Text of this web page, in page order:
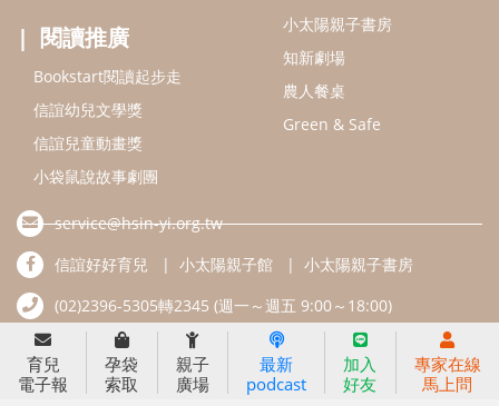
好好育兒
好孕袋
分齡育兒電子報
線上教養諮詢
出版服務
信誼基金出版社
閱讀推廣
Bookstart閱讀起步走
信誼幼兒文學獎
信誼兒童動畫獎
小袋鼠說故事劇團
知新劇場
農人餐桌
Green & Safe
育兒
電子報
孕袋
索取
親子
廣場
最新
podcast
加入
好友
專家在線
馬上問